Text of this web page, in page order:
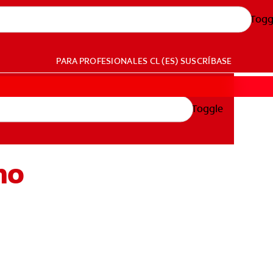
PARA PROFESIONALES CL (ES) SUSCRÍBASE
Toggle